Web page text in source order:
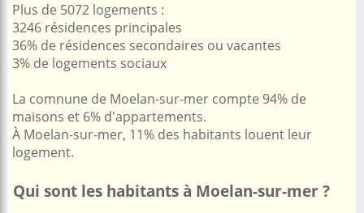
Plus de 5072 logements :
3246 résidences principales
36% de résidences secondaires ou vacantes
3% de logements sociaux
La comnune de Moelan-sur-mer compte 94% de
maisons et 6% d'appartements.
À Moelan-sur-mer, 11% des habitants louent leur
logement.
Qui sont les habitants à Moelan-sur-mer ?